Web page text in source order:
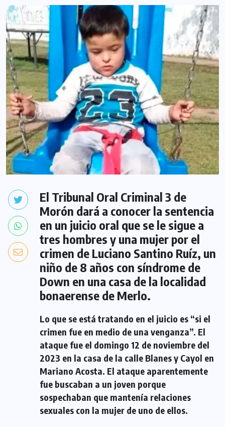
El Tribunal Oral Criminal 3 de
Morón dará a conocer la sentencia
en un juicio oral que se le sigue a
tres hombres y una mujer por el
crimen de Luciano Santino Ruíz, un
niño de 8 años con síndrome de
Down en una casa de la localidad
bonaerense de Merlo.
Lo que se está tratando en el juicio es “si el
crimen fue en medio de una venganza”. El
ataque fue el domingo 12 de noviembre del
2023 en la casa de la calle Blanes y Cayol en
Mariano Acosta. El ataque aparentemente
fue buscaban a un joven porque
sospechaban que mantenía relaciones
sexuales con la mujer de uno de ellos.